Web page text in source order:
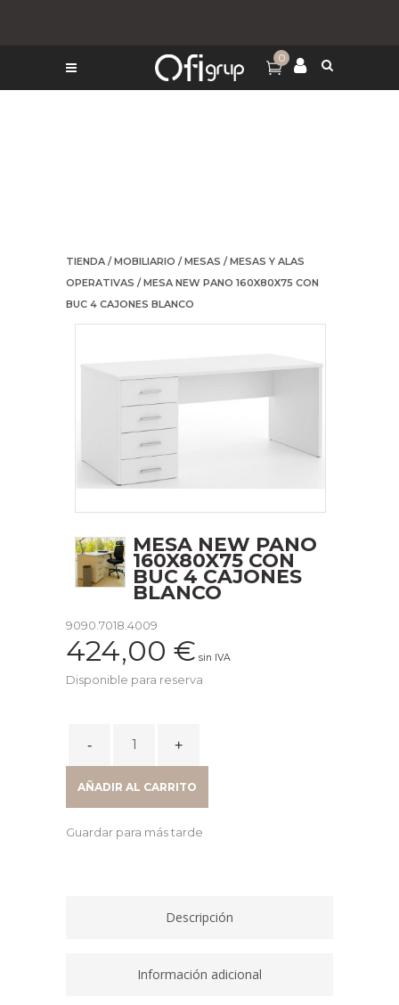
0
TIENDA /MOBILIARIO /MESAS /MESAS Y ALAS
OPERATIVAS / MESA NEW PANO 160X80X75 CON
BUC 4 CAJONES BLANCO
MESA NEW PANO
160X80X75 CON
BUC 4 CAJONES
BLANCO
9090.7018.4009
424,00 € sin IVA
Disponible para reserva
BUC
AÑADIR AL CARRITO
Guardar para más tarde
Descripción
Información adicional